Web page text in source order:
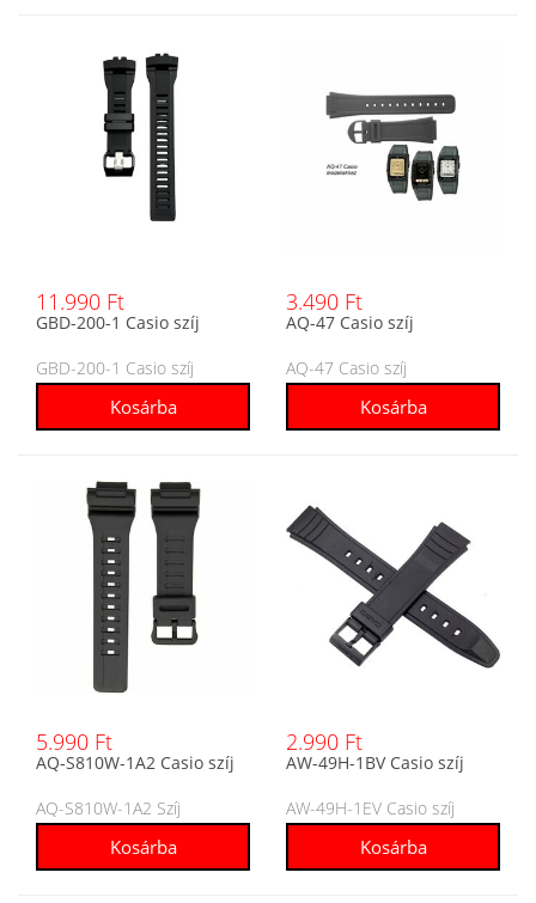
11.990 Ft
GBD-200-1 Casio szíj
GBD-200-1 Casio szíj
3.490 Ft
AQ-47 Casio szíj
AQ-47 Casio szíj
5.990 Ft
AQ-S810W-1A2 Casio szíj
AQ-S810W-1A2 Szíj
2.990 Ft
AW-49H-1BV Casio szíj
AW-49H-1EV Casio szíj